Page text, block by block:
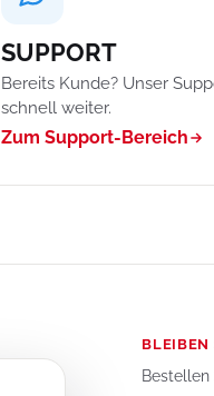
SUPPORT
Bereits Kunde? Unser
schnell weiter.
Zum Support-Bereich
BLEIBEN
Bestellen